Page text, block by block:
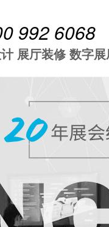
992 6068
展厅装修 数字